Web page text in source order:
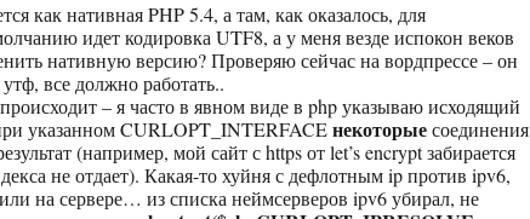
как нативная PHP 5.4, а там, как оказалось, для
идет кодировка UTF8, а у меня везде испокон веков
нативную версию? Проверяю сейчас на вордпрессе – он
все должно работать..
– я часто в явном виде в php указываю исходящий
указанном CURLOPT_INTERFACEнекоторыесоединения
(например, мой сайт с https от let’s encrypt забирается
не отдает). Какая-то хуйня с дефлотным ip против ipv6,
на сервере… из списка неймсерверов ipv6 убирал, не